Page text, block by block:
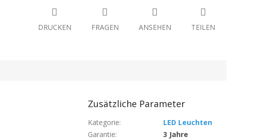
DRUCKEN FRAGEN ANSEHEN TEILEN
Zusätzliche Parameter
Kategorie:
LED Leuchten
Garantie:
3 Jahre